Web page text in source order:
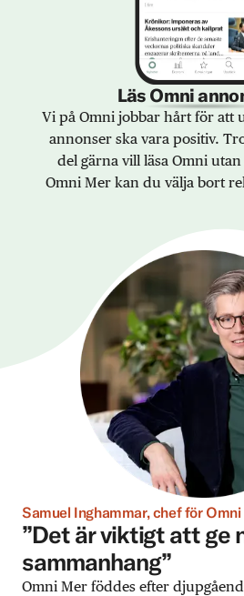
Läs Omni
Vi på Omni jobbar hårt för att
annonser ska vara positiv.
del gärna vill läsa Omni
Omni Mer kan du välja bort
Samuel Inghammar, chef för Omni
”Det är viktigt att ge
sammanhang”
Omni Mer föddes efter